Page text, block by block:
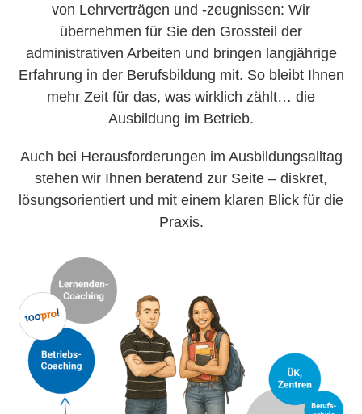
von Lehrverträgen und -zeugnissen: Wir
übernehmen für Sie den Grossteil der
administrativen Arbeiten und bringen langjährige
Erfahrung in der Berufsbildung mit. So bleibt Ihnen
mehr Zeit für das, was wirklich zählt… die
Ausbildung im Betrieb.
Auch bei Herausforderungen im Ausbildungsalltag
stehen wir Ihnen beratend zur Seite – diskret,
lösungsorientiert und mit einem klaren Blick für die
Praxis.